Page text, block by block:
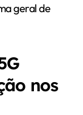
geral de
nos